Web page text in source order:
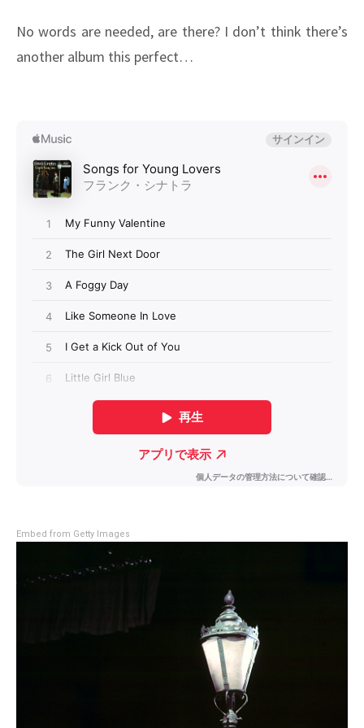
No words are needed, are there? I don’t think there’s
another album this perfect…
Embed from Getty Images